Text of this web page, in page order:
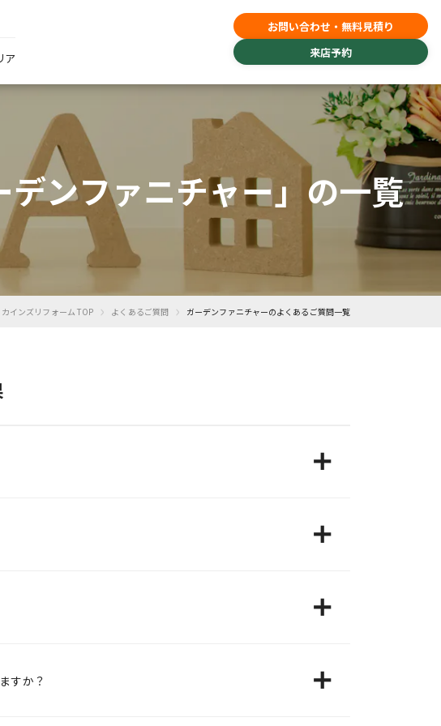
ア
お問い合わせ・無料見積り
来店予約
ンファニチャー」の一覧
カインズリフォーム TOP › よくあるご質問 › ガーデンファニチャーのよくあるご質問一覧
すか？